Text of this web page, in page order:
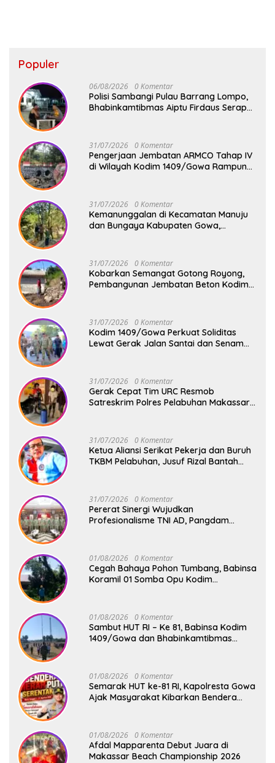
Populer
06/08/2026 0 Komentar
Polisi Sambangi Pulau Barrang Lompo,
Bhabinkamtibmas Aiptu Firdaus Serap
31/07/2026 0 Komentar
Pengerjaan Jembatan ARMCO Tahap IV
di Wilayah Kodim 1409/Gowa Rampung
31/07/2026 0 Komentar
Kemanunggalan di Kecamatan Manuju
dan Bungaya Kabupaten Gowa,
31/07/2026 0 Komentar
Kobarkan Semangat Gotong Royong,
Pembangunan Jembatan Beton Kodim
31/07/2026 0 Komentar
Kodim 1409/Gowa Perkuat Soliditas
Lewat Gerak Jalan Santai dan Senam
31/07/2026 0 Komentar
Gerak Cepat Tim URC Resmob
Satreskrim Polres Pelabuhan Makassar
31/07/2026 0 Komentar
Ketua Aliansi Serikat Pekerja dan Buruh
TKBM Pelabuhan, Jusuf Rizal Bantah
31/07/2026 0 Komentar
Pererat Sinergi Wujudkan
Profesionalisme TNI AD, Pangdam
01/08/2026 0 Komentar
Cegah Bahaya Pohon Tumbang, Babinsa
Koramil 01 Somba Opu Kodim
Baddo
01/08/2026 0 Komentar
Sambut HUT RI – Ke 81, Babinsa Kodim
1409/Gowa dan Bhabinkamtibmas
01/08/2026 0 Komentar
Semarak HUT ke-81 RI, Kapolresta Gowa
Ajak Masyarakat Kibarkan Bendera
01/08/2026 0 Komentar
Afdal Mapparenta Debut Juara di
Makassar Beach Championship 2026